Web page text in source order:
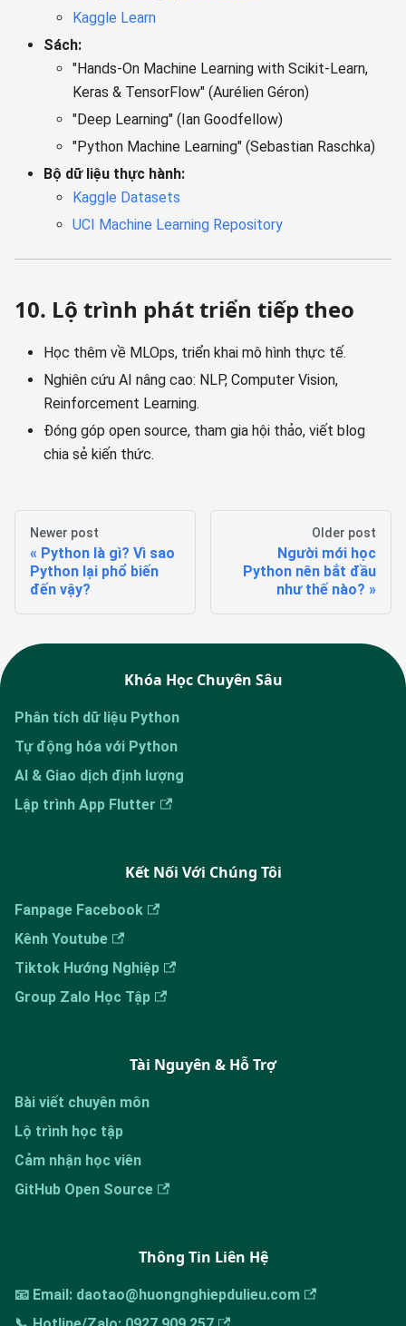
Kaggle Learn
Sách:
"Hands-On Machine Learning with Scikit-Learn,
Keras & TensorFlow" (Aurélien Géron)
"Deep Learning" (Ian Goodfellow)
"Python Machine Learning" (Sebastian Raschka)
Bộ dữ liệu thực hành:
Kaggle Datasets
UCI Machine Learning Repository
10. Lộ trình phát triển tiếp theo
Học thêm về MLOps, triển khai mô hình thực tế.
Nghiên cứu AI nâng cao: NLP, Computer Vision,
Reinforcement Learning.
Đóng góp open source, tham gia hội thảo, viết blog
chia sẻ kiến thức.
Newer post
Python là gì? Vì sao
Python lại phổ biến
đến vậy?
Older post
Người mới học
Python nên bắt đầu
như thế nào?
Khóa Học Chuyên Sâu
Phân tích dữ liệu Python
Tự động hóa với Python
AI & Giao dịch định lượng
Lập trình App Flutter
Kết Nối Với Chúng Tôi
Fanpage Facebook
Kênh Youtube
Tiktok Hướng Nghiệp
Group Zalo Học Tập
Tài Nguyên & Hỗ Trợ
Bài viết chuyên môn
Lộ trình học tập
Cảm nhận học viên
GitHub Open Source
Thông Tin Liên Hệ
📧 Email: daotao@huongnghiepdulieu.com